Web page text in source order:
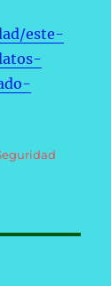
este-